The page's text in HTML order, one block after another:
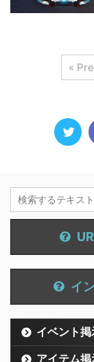
«
イ
イベント掲
アイテム掲